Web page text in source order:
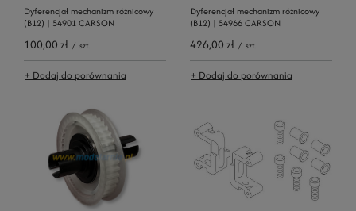
Dyferencjał mechanizm różnicowy
(B12) | 54901 CARSON
100,00 zł / szt.
+ Dodaj do porównania
Dyferencjał mechanizm różnicowy
(B12) | 54966 CARSON
426,00 zł / szt.
+ Dodaj do porównania